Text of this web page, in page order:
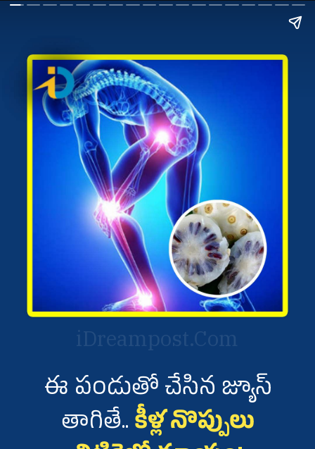
ఈ పండుతో చేసిన జ్యూస్
తాగితే.. కీళ్ల నొప్పులు
iDreampost.Com